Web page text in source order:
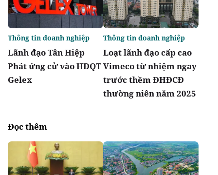
Lãnh đạo Tân Hiệp
Phát ứng cử vào HĐQT
Gelex
Thông tin doanh nghiệp
Loạt lãnh đạo cấp cao
Vimeco từ nhiệm ngay
trước thềm ĐHĐCĐ
thường niên năm 2025
Thông tin doanh nghiệp
Đọc thêm